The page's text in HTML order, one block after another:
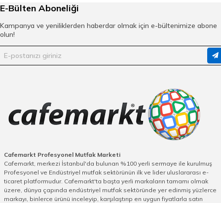
Çekirdek Hazne Kapasitesi: 1,5 kg
Öğütme Yönetmeliği: Gravimetric
Disk Mesafesi Ayarı: Dahil
Motor Koruma Sistemi: Dahil
Öğütme Hızı: 4- 4,5 gr/sn
Dokunmatik Ekran: Dahil
Barista Fonksiyonu: Dahil
Toplam Sayaçlar: Dahil
Ağırlıkk: 24,7 kg
E-Bülten Aboneliği
Kampanya ve yeniliklerden haberdar olmak için e-bültenimize abone
olun!
Cafemarkt Profesyonel Mutfak Marketi
Cafemarkt, merkezi İstanbul'da bulunan %100 yerli sermaye ile kurulmuş
Profesyonel ve Endüstriyel mutfak sektörünün ilk ve lider uluslararası e-
ticaret platformudur. Cafemarkt'ta başta yerli markaların tamamı olmak
üzere, dünya çapında endüstriyel mutfak sektöründe yer edinmiş yüzlerce
markayı, binlerce ürünü inceleyip, karşılaştırıp en uygun fiyatlarla satın